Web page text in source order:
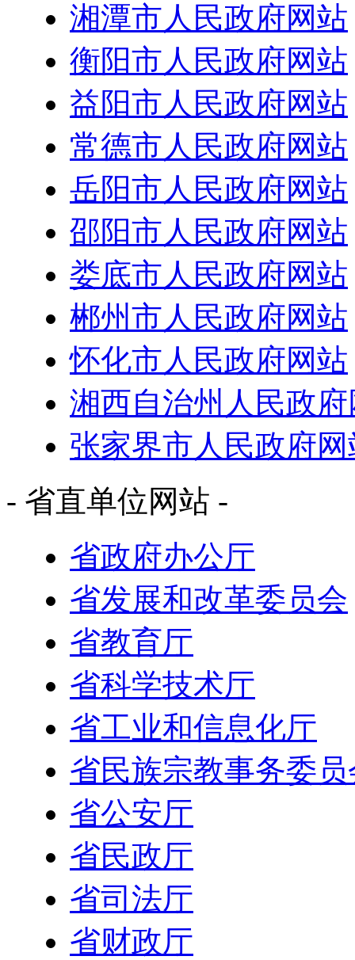
湘潭市人民政府网站
衡阳市人民政府网站
益阳市人民政府网站
常德市人民政府网站
岳阳市人民政府网站
邵阳市人民政府网站
娄底市人民政府网站
郴州市人民政府网站
怀化市人民政府网站
湘西自治州人民政
张家界市人民政府网
- 省直单位网站 -
省政府办公厅
省发展和改革委员会
省教育厅
省科学技术厅
省工业和信息化厅
省民族宗教事务委员
省公安厅
省民政厅
省司法厅
省财政厅